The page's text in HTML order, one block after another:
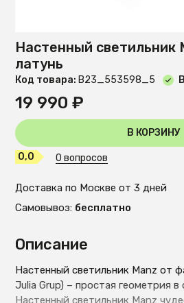
Описание
Настенный светильник Manz от
Julia Grup) – простая геометрия
Настенный светильник Manz
Настенный светильник
латунь
Код товара: B23_553598_5
19 990 ₽
В КОРЗИНУ
0,0 0 вопросов
Доставка по Москве от 3 дней
Самовывоз: бесплатно